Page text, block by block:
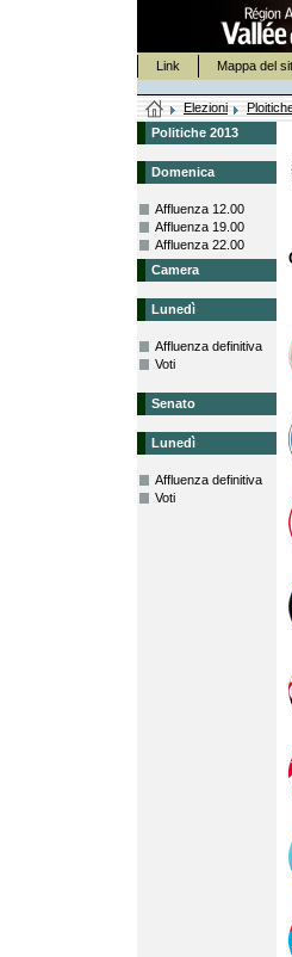
Link Mappa del
Elezioni
Politiche 2013
Domenica
Affluenza 12.00
Affluenza 19.00
Affluenza 22.00
Camera
Lunedì
Affluenza definitiva
Voti
Senato
Lunedì
Affluenza definitiva
Voti